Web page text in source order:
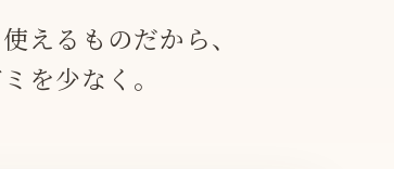
えるものだから、
を少なく。